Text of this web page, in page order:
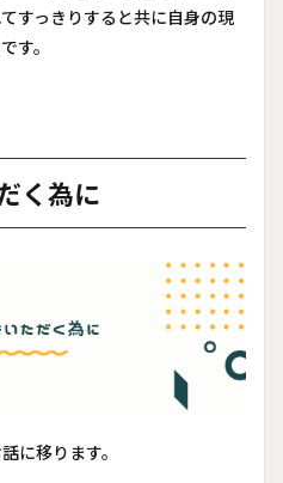
すっきりすると共に自身の現
す。
く為に
に移ります。